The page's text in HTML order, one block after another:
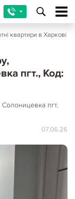
квартири в Харкові
пгт., Код:
пгт.
07.06.26